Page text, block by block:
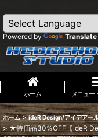
Powered by Translate
ホーム メニュー
ホーム > ideR Design/アイデアー
> ★特価品30％OFF【ideR